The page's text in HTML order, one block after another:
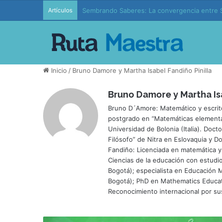
Artículos Sembrando Saberes: La convergencia
Inicio / Bruno Damore y Martha Isabel Fandiño Pinilla
Bruno Damore y Martha
Bruno D´Amore: Matemático y
postgrado en “Matemáticas
Universidad de Bolonia (Italia).
Filósofo” de Nitra en Eslovaquia y
Fandiño: Licenciada en matemática
Ciencias de la educación con
Bogotá); especialista en Educación
Bogotá); PhD en Mathematics
Reconocimiento internacional por